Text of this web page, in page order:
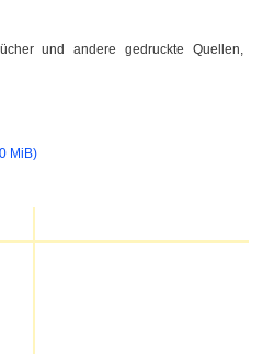
und andere gedruckte Quellen,
MiB)